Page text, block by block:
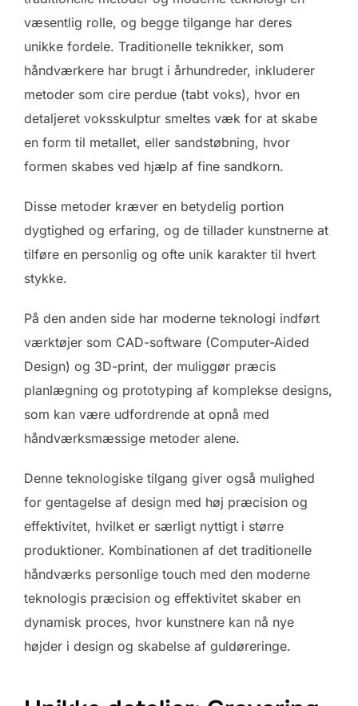
væsentlig rolle, og begge tilgange har deres
unikke fordele. Traditionelle teknikker, som
håndværkere har brugt i århundreder, inkluderer
metoder som cire perdue (tabt voks), hvor en
detaljeret voksskulptur smeltes væk for at skabe
en form til metallet, eller sandstøbning, hvor
formen skabes ved hjælp af fine sandkorn.
Disse metoder kræver en betydelig portion
dygtighed og erfaring, og de tillader kunstnerne at
tilføre en personlig og ofte unik karakter til hvert
stykke.
På den anden side har moderne teknologi indført
værktøjer som CAD-software (Computer-Aided
Design) og 3D-print, der muliggør præcis
planlægning og prototyping af komplekse designs,
som kan være udfordrende at opnå med
håndværksmæssige metoder alene.
Denne teknologiske tilgang giver også mulighed
for gentagelse af design med høj præcision og
effektivitet, hvilket er særligt nyttigt i større
produktioner. Kombinationen af det traditionelle
håndværks personlige touch med den moderne
teknologis præcision og effektivitet skaber en
dynamisk proces, hvor kunstnere kan nå nye
højder i design og skabelse af guldøreringe.